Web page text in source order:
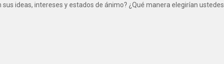
ideas, intereses y estados de ánimo? ¿Qué manera elegirían ustedes